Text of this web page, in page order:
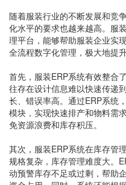
随着服装行业的不断发展和竞
化水平的要求也越来越高。服
理平台，能够帮助服装企业实
全流程数字化管理，极大地提
首先，服装ERP系统有效整合
往存在设计信息难以快速传递
长、错误率高。通过ERP系统
模块，实现快速排产和物料需
免资源浪费和库存积压。
其次，服装ERP系统在库存管
规格复杂，库存管理难度大。
动预警库存不足或过剩，帮助